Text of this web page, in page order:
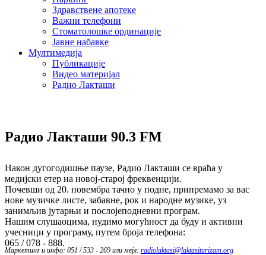
Здравствене апотеке
Важни телефони
Стоматолошке ординације
Јавне набавке
Мултимедија
Публикације
Видео материјал
Радио Лакташи
Радио Лакташи 90.3 FM
Након дугогодишње паузе, Радио Лакташи се враћа у
медијски етер на новој-старој фреквенцији.
Почевши од 20. новембра тачно у подне, припремамо за вас
нове музичке листе, забавне, рок и народне музике, уз
занимљив јутарњи и послојеподневни програм.
Нашим слушаоцима, нудимо могућност да буду и активни
учесници у програму, путем броја телефона:
065 / 078 - 888.
Маркетинг и инфо: 051 / 533 - 269 или мејл: radiolaktasi@laktasiturizam.org